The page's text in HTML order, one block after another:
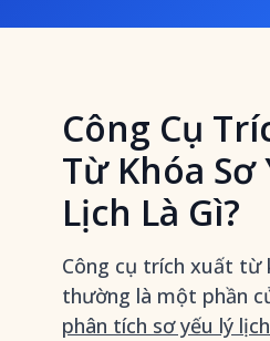
Công Cụ
Từ Khóa Sơ
Lịch Là Gì?
Công cụ trích xuất từ
thường là một phần
phân tích sơ yếu lý